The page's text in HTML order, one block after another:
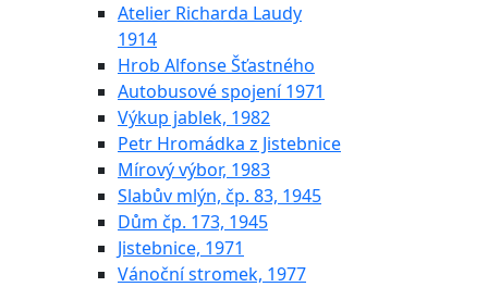
Atelier Richarda Laudy
1914
Hrob Alfonse Šťastného
Autobusové spojení 1971
Výkup jablek, 1982
Petr Hromádka z Jistebnice
Mírový výbor, 1983
Slabův mlýn, čp. 83, 1945
Dům čp. 173, 1945
Jistebnice, 1971
Vánoční stromek, 1977